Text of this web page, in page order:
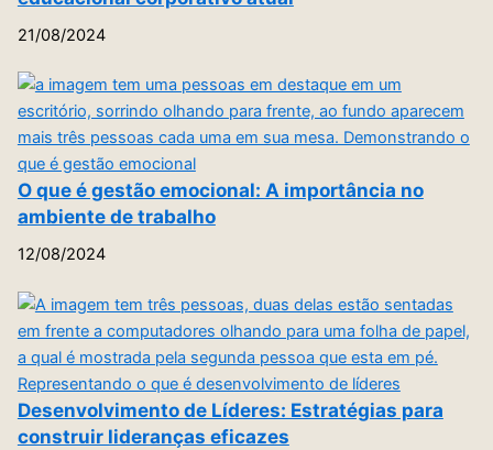
21/08/2024
O que é gestão emocional: A importância no
ambiente de trabalho
12/08/2024
Desenvolvimento de Líderes: Estratégias para
construir lideranças eficazes